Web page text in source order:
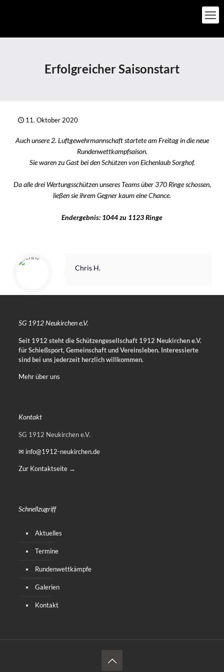
Erfolgreicher Saisonstart
11. Oktober 2020
Auch unsere 2. Luftgewehrmannschaft startete am Freitag in die neue
Rundenwettkampfsaison.
Sie waren zu Gast bei den Schützen von Eichenlaub Sorghof.
Da alle drei Wertungsschützen unseres Teams über 370 Ringe schossen,
ließen sie ihrem Gegner kaum eine Chance.
Endergebnis: 1044 zu 1123 Ringe
Chris H.
SG 1912 Neukirchen e.V.
Seit 1912 steht die Schützengesellschaft 1912 Neukirchen e.V.
für Schießsport, Gemeinschaft und Vereinsleben. Interessierte
sind bei uns jederzeit herzlich willkommen.
Mehr über uns
Kontakt
SG 1912 Neukirchen e.V.
✉ info@1912-neukirchen.de
Zur Kontaktseite →
Schnellzugriff
Aktuelles
Termine
Rundenwettkämpfe
Galerien
Kontakt